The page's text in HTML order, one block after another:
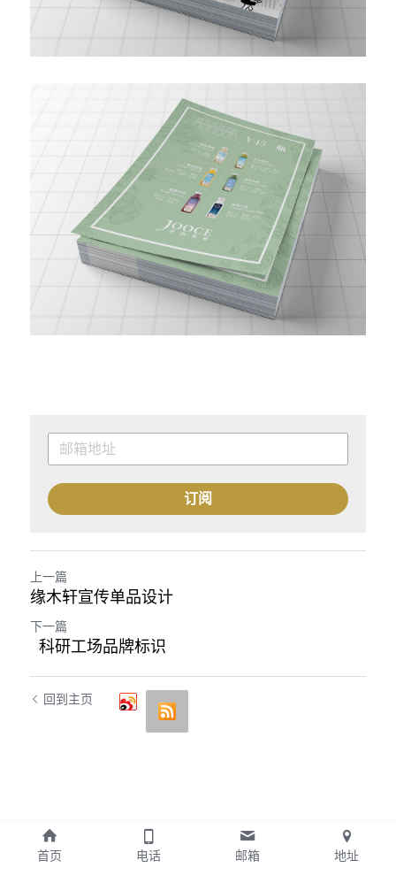
订阅
上一篇
缘木轩宣传单品设计
下一篇
科研工场品牌标识
回到主页
首页 电话 邮箱 地址